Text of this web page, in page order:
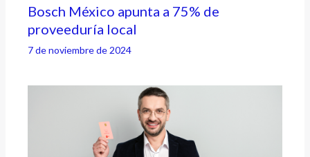
Bosch México apunta a 75% de
proveeduría local
7 de noviembre de 2024